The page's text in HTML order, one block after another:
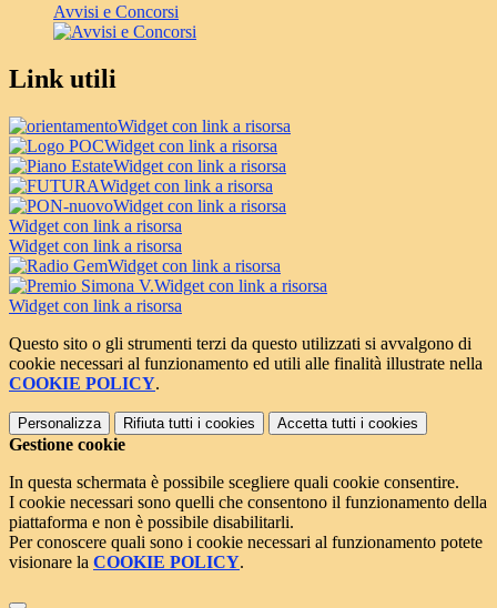
Avvisi e Concorsi
Link utili
Widget con link a risorsa
Widget con link a risorsa
Widget con link a risorsa
Widget con link a risorsa
Widget con link a risorsa
Widget con link a risorsa
Widget con link a risorsa
Widget con link a risorsa
Widget con link a risorsa
Widget con link a risorsa
Questo sito o gli strumenti terzi da questo utilizzati si avvalgono di
cookie necessari al funzionamento ed utili alle finalità illustrate nella
COOKIE POLICY.
Personalizza Rifiuta tutti i cookies Accetta tutti i cookies
Gestione cookie
In questa schermata è possibile scegliere quali cookie consentire.
I cookie necessari sono quelli che consentono il funzionamento della
piattaforma e non è possibile disabilitarli.
Per conoscere quali sono i cookie necessari al funzionamento potete
visionare la COOKIE POLICY.